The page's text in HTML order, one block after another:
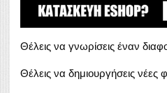
Θέλεις να γνωρίσεις έναν
Θέλεις να δημιουργήσεις νέες